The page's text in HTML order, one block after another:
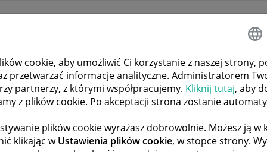
cookie, aby umożliwić Ci korzystanie z naszej strony,
przetwarzać informacje analityczne. Administratorem
partnerzy, z którymi współpracujemy. Kliknij tutaj, aby
z plików cookie. Po akceptacji strona zostanie
plików cookie wyrażasz dobrowolnie. Możesz ją w
klikając wUstawienia plików cookie, w stopce strony.
Punkt odbioru zamknięty od dwóch dni
POPRZEDNIA NASTĘPNA